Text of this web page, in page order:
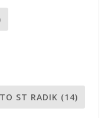
ST RADIK (14)